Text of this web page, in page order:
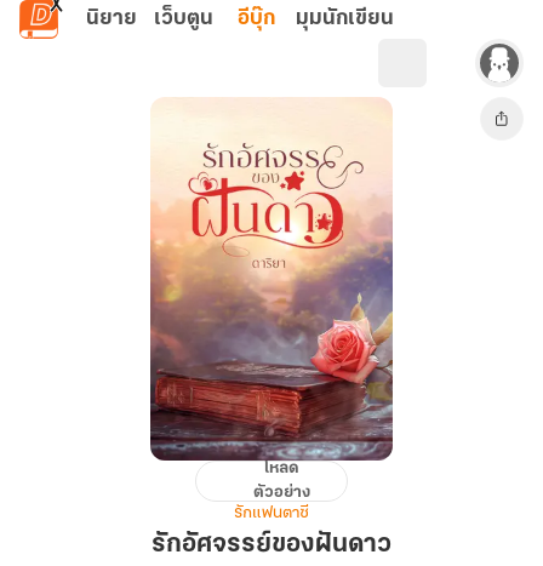
ข้ามไปยังเนื้อหาหลัก
นิยาย เว็บตูน อีบุ๊ก มุมนักเขียน
อัศจรรย์
ของ
โหลด
ตัวอย่าง
รักแฟนตาซี
รักอัศจรรย์ของฝันดาว